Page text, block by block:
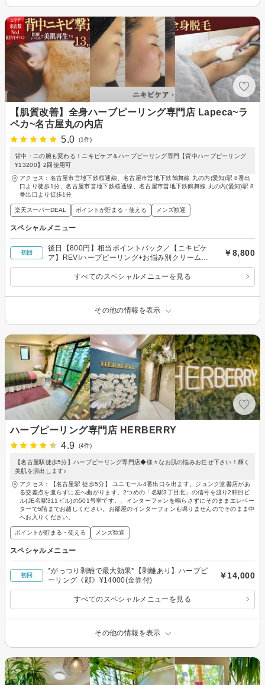
【肌質改善】全身ハーブピーリング専門店 Lapeca~ラ
ペカ~名古屋丸の内店
5.0
(1件)
背中・二の腕も変わる！ニキビケア＆ハーブピーリング専門【背中ハーブピーリング
¥13200】2回使用可
アクセス：名古屋市営地下鉄桜通線、名古屋市営地下鉄鶴舞線 丸の内(愛知)駅 8番出
口より徒歩1分、名古屋市営地下鉄桜通線、名古屋市営地下鉄鶴舞線 丸の内(愛知)駅 8
番出口より徒歩1分
楽天スーパーDEAL ポイントが貯まる・使える メンズ歓迎
スペシャルメニュー
初回
後日【800円】相当ポイントバック／【ニキビケ
ア】REVIハーブピーリング+お悩み別クリームパ
ック★凸凹なくす！肌荒れ跡にも￥8800
￥8,800
すべてのスペシャルメニューを見る
その他の情報を表示
ハーブピーリング専門店 HERBERRY
4.9
(4件)
【名古屋駅徒歩5分】ハーブピーリング専門店◆様々なお肌の悩みお任せ下さい！輝く
美肌を演出します♪
アクセス：【名古屋駅 徒歩5分】 ユニモール4番出口を出ます。ジュンク堂書店があ
る交差点を渡らずに左へ曲がります。2つめの「名駅3丁目北」の信号を渡り2軒目ビ
ル(JE名駅311ビル)の501号室です。、インターフォンを鳴らさずにそのままエレベー
ターで5階までお越しください。お部屋のインターフォンも鳴りませんのでそのまま中
へお入りください。
ポイントが貯まる・使える メンズ歓迎
スペシャルメニュー
初回
*がっつり剥離で最大効果*【剥離あり】ハーブピ
ーリング《顔》¥14000(金券付)
￥14,000
すべてのスペシャルメニューを見る
その他の情報を表示